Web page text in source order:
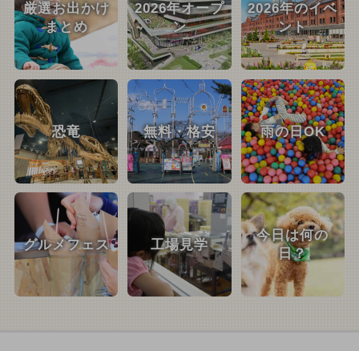
厳選お出かけ
まとめ
2026年オープ
ン
2026年のイベ
ント
恐竜 無料・格安 雨の日OK
グルメフェス 工場見学
今日は何の
日？